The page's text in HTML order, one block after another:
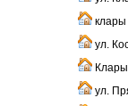
клары
ул.
ул.